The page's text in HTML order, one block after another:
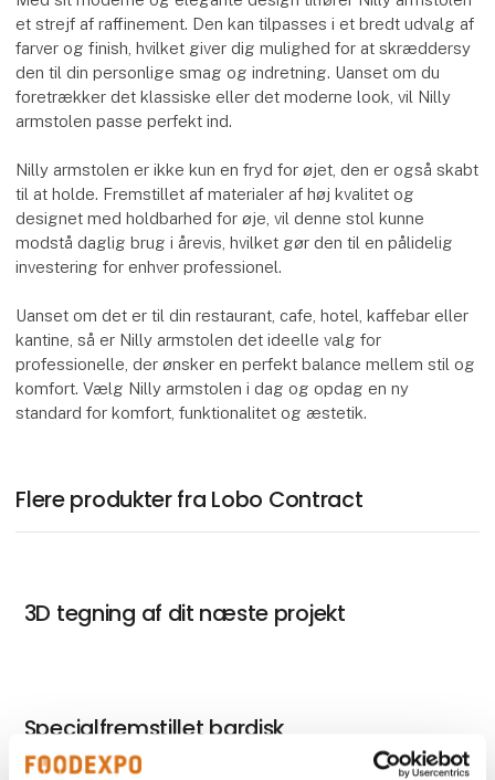
et strejf af raffinement. Den kan tilpasses i et bredt udvalg af
farver og finish, hvilket giver dig mulighed for at skræddersy
den til din personlige smag og indretning. Uanset om du
foretrækker det klassiske eller det moderne look, vil Nilly
armstolen passe perfekt ind.
Nilly armstolen er ikke kun en fryd for øjet, den er også skabt
til at holde. Fremstillet af materialer af høj kvalitet og
designet med holdbarhed for øje, vil denne stol kunne
modstå daglig brug i årevis, hvilket gør den til en pålidelig
investering for enhver professionel.
Uanset om det er til din restaurant, cafe, hotel, kaffebar eller
kantine, så er Nilly armstolen det ideelle valg for
professionelle, der ønsker en perfekt balance mellem stil og
komfort. Vælg Nilly armstolen i dag og opdag en ny
standard for komfort, funktionalitet og æstetik.
Flere produkter fra Lobo Contract
3D tegning af dit næste projekt
Specialfremstillet bardisk